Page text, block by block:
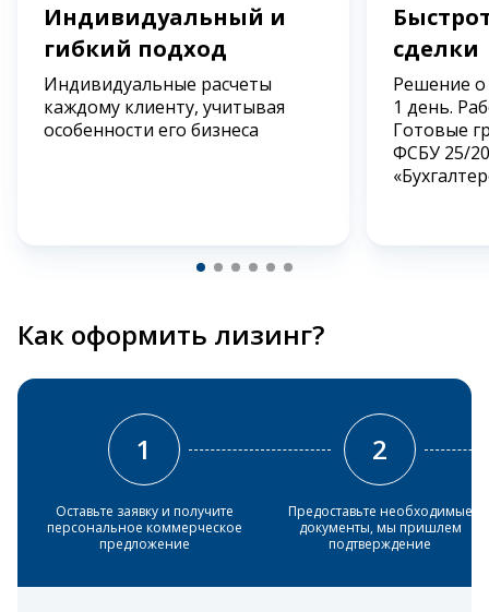
Индивидуальный и
гибкий подход
Индивидуальные расчеты
каждому клиенту, учитывая
особенности его бизнеса
сделки
Решение
1 день.
Готовые
ФСБУ 25/
Как оформить лизинг?
1
Оставьте заявку и получите
персональное коммерческое
предложение
2
Предоставьте необходимые
документы, мы пришлем
подтверждение